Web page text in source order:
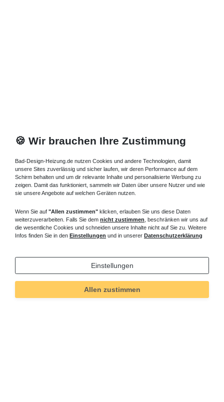
🍪 Wir brauchen Ihre Zustimmung
Bad-Design-Heizung.de nutzen Cookies und andere Technologien, damit
unsere Sites zuverlässig und sicher laufen, wir deren Performance auf dem
Schirm behalten und um dir relevante Inhalte und personalisierte Werbung zu
zeigen. Damit das funktioniert, sammeln wir Daten über unsere Nutzer und wie
sie unsere Angebote auf welchen Geräten nutzen.
Wenn Sie auf "Allen zustimmen" klicken, erlauben Sie uns diese Daten
weiterzuverarbeiten. Falls Sie dem nicht zustimmen , beschränken wir uns auf
die wesentliche Cookies und schneiden unsere Inhalte nicht auf Sie zu. Weitere
Infos finden Sie in den Einstellungen und in unserer Datenschutzerklärung
Einstellungen
Allen zustimmen